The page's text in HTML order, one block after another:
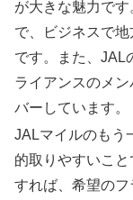
が大きな魅力で
で、ビジネスで
です。また、JAL
ライアンスのメ
バーしています。
JALマイルのもう
的取りやすいこ
すれば、希望のフ